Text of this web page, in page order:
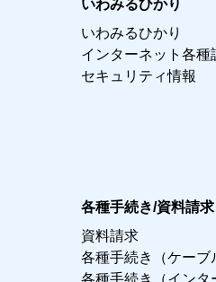
いわみるひかり
いわみるひかり
インターネット各種
セキュリティ情報
各種手続き/資料請求
資料請求
各種手続き（ケーブ
各種手続き（インタ